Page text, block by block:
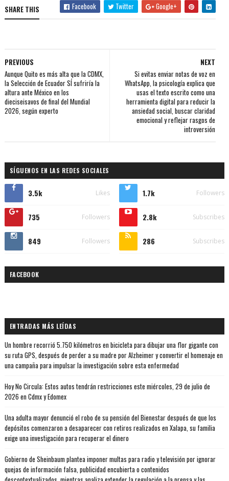
SHARE THIS Facebook Twitter Google+
NEXT
Si evitas enviar notas de voz en
WhatsApp, la psicología explica que
usas el texto escrito como una
herramienta digital para reducir la
ansiedad social, buscar claridad
emocional y reflejar rasgos de
introversión
PREVIOUS
Aunque Quito es más alta que la CDMX,
la Selección de Ecuador SÍ sufriría la
altura ante México en los
dieciseisavos de final del Mundial
2026, según experto
SÍGUENOS EN LAS REDES SOCIALES
3.5k Likes 1.7k Followers
735 Followers 2.8k Subscribes
849 Followers 286 Subscribes
FACEBOOK
ENTRADAS MÁS LEÍDAS
Un hombre recorrió 5.750 kilómetros en bicicleta para dibujar una flor gigante con
su ruta GPS, después de perder a su madre por Alzheimer y convertir el homenaje en
una campaña para impulsar la investigación sobre esta enfermedad
Hoy No Circula: Estos autos tendrán restricciones este miércoles, 29 de julio de
2026 en Cdmx y Edomex
Una adulta mayor denunció el robo de su pensión del Bienestar después de que los
depósitos comenzaron a desaparecer con retiros realizados en Xalapa, su familia
exige una investigación para recuperar el dinero
Gobierno de Sheinbaum plantea imponer multas para radio y televisión por ignorar
quejas de información falsa, publicidad encubierta o contenidos